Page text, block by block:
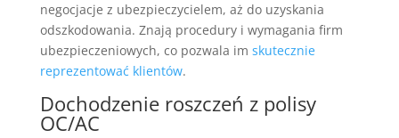
negocjacje z ubezpieczycielem, aż do uzyskania
odszkodowania. Znają procedury i wymagania firm
ubezpieczeniowych, co pozwala im skutecznie
reprezentować klientów.
Dochodzenie roszczeń z polisy
OC/AC